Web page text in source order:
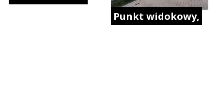
Punkt widokowy,